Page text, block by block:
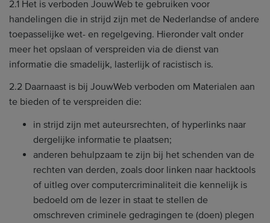
2.1 Het is verboden JouwWeb te gebruiken voor
handelingen die in strijd zijn met de Nederlandse of andere
toepasselijke wet- en regelgeving. Hieronder valt onder
meer het opslaan of verspreiden via de dienst van
informatie die smadelijk, lasterlijk of racistisch is.
2.2 Daarnaast is bij JouwWeb verboden om Materialen aan
te bieden of te verspreiden die:
in strijd zijn met auteursrechten, of hyperlinks naar
dergelijke informatie te plaatsen;
anderen behulpzaam te zijn bij het schenden van de
rechten van derden, zoals door linken naar hacktools
of uitleg over computercriminaliteit die kennelijk is
bedoeld om de lezer in staat te stellen de
omschreven criminele gedragingen te (doen) plegen